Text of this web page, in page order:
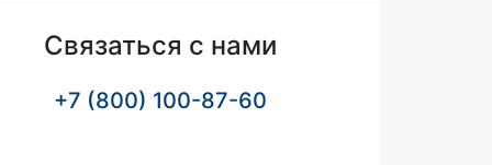
Связаться с нами
+7 (800) 100-87-60